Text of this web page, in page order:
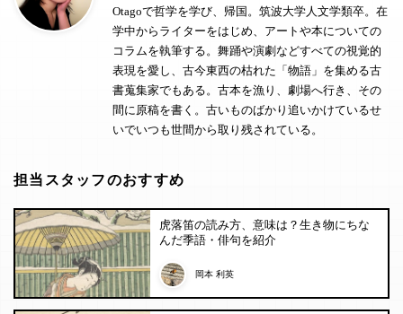
Otagoで哲学を学び、帰国。筑波大学人文学類卒。在
学中からライターをはじめ、アートや本についての
コラムを執筆する。舞踊や演劇などすべての視覚的
表現を愛し、古今東西の枯れた「物語」を集める古
書蒐集家でもある。古本を漁り、劇場へ行き、その
間に原稿を書く。古いものばかり追いかけているせ
いでいつも世間から取り残されている。
担当スタッフのおすすめ
虎落笛の読み方、意味は？生き物にちな
んだ季語・俳句を紹介
岡本 利英